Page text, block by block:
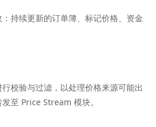
持续更新的订单簿、标记价格、资金
校验与过滤，以处理价格来源可能出
至 Price Stream 模块。